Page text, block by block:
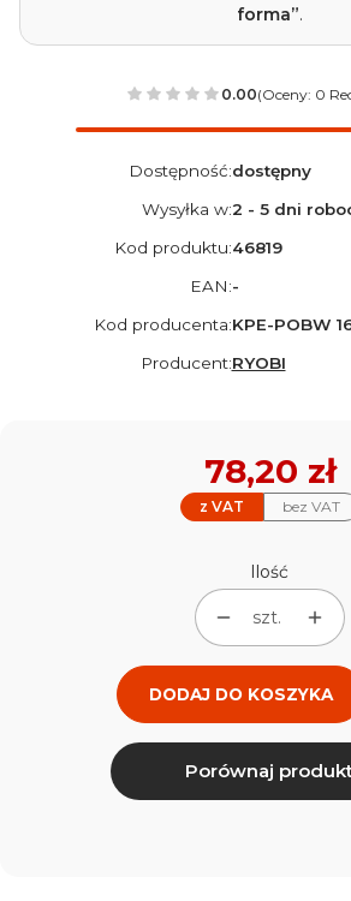
forma”.
0.00(Oceny: 0
Dostępność:dostępny
Wysyłka w:2 - 5 dni
Kod produktu:46819
EAN:-
Kod producenta:KPE-POBW
Producent:RYOBI
z VAT bez VAT
Cena
78,20 zł
Ilość
szt.
DODAJ DO KOSZYKA
Porównaj